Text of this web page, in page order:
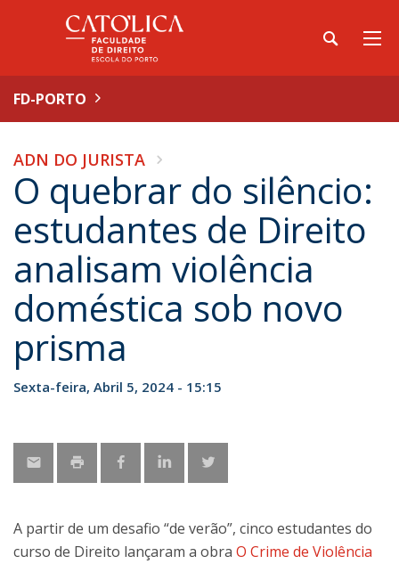
FD-PORTO
ADN DO JURISTA
O quebrar do silêncio:
estudantes de Direito
analisam violência
doméstica sob novo
prisma
Sexta-feira, Abril 5, 2024 - 15:15
A partir de um desafio “de verão”, cinco estudantes do
curso de Direito lançaram a obra O Crime de Violência